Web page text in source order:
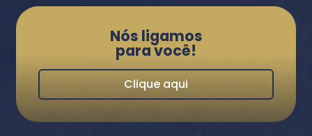
Nós ligamos
para você!
Clique aqui